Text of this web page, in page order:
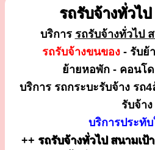
รถรับจ้างทั่วไ
บริการ รถรับจ้างทั่วไป
รถรับจ้างขนของ - รับย้
ย้ายหอพัก - คอนโ
บริการ รถกระบะรับจ้าง รถ
รับจ้าง
บริการประทั
++ รถรับจ้างทั่วไป สนามเป้า